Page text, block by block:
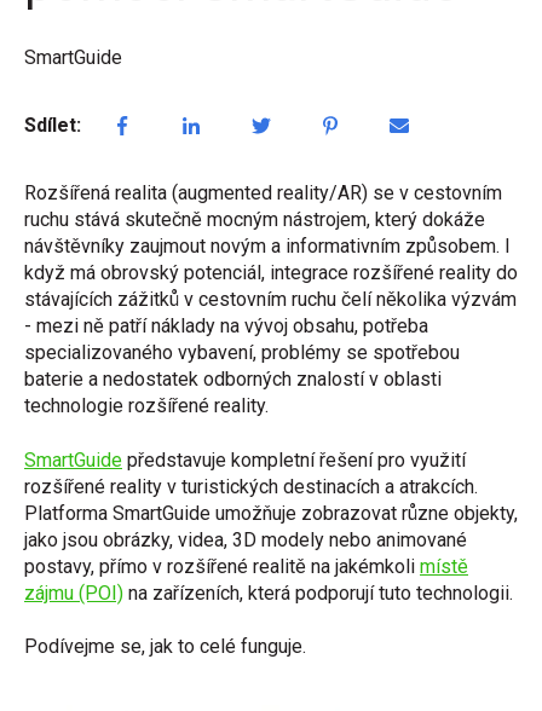
SmartGuide
Sdílet:
Rozšířená realita (augmented reality/AR) se v cestovním
ruchu stává skutečně mocným nástrojem, který dokáže
návštěvníky zaujmout novým a informativním způsobem. I
když má obrovský potenciál, integrace rozšířené reality do
stávajících zážitků v cestovním ruchu čelí několika výzvám
- mezi ně patří náklady na vývoj obsahu, potřeba
specializovaného vybavení, problémy se spotřebou
baterie a nedostatek odborných znalostí v oblasti
technologie rozšířené reality.
SmartGuide představuje kompletní řešení pro využití
rozšířené reality v turistických destinacích a atrakcích.
Platforma SmartGuide umožňuje zobrazovat různe objekty,
jako jsou obrázky, videa, 3D modely nebo animované
postavy, přímo v rozšířené realitě na jakémkoli místě
zájmu (POI) na zařízeních, která podporují tuto technologii.
Podívejme se, jak to celé funguje.